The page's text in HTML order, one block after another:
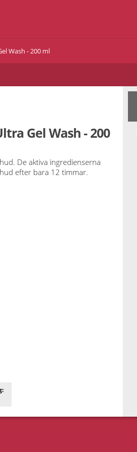
Wash - 200 ml
Gel Wash - 200
De aktiva ingredienserna
efter bara 12 timmar.